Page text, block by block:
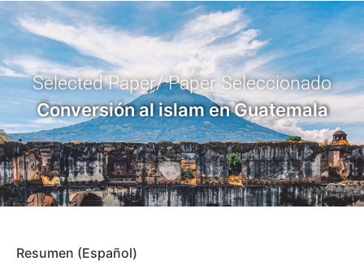
Selected Paper/ Paper Seleccionado
Conversión al islam en Guatemala
Resumen (Español)